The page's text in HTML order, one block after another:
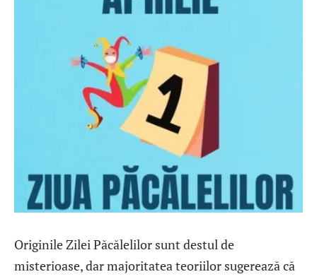
Originile Zilei Păcălelilor sunt destul de
misterioase, dar majoritatea teoriilor sugerează că